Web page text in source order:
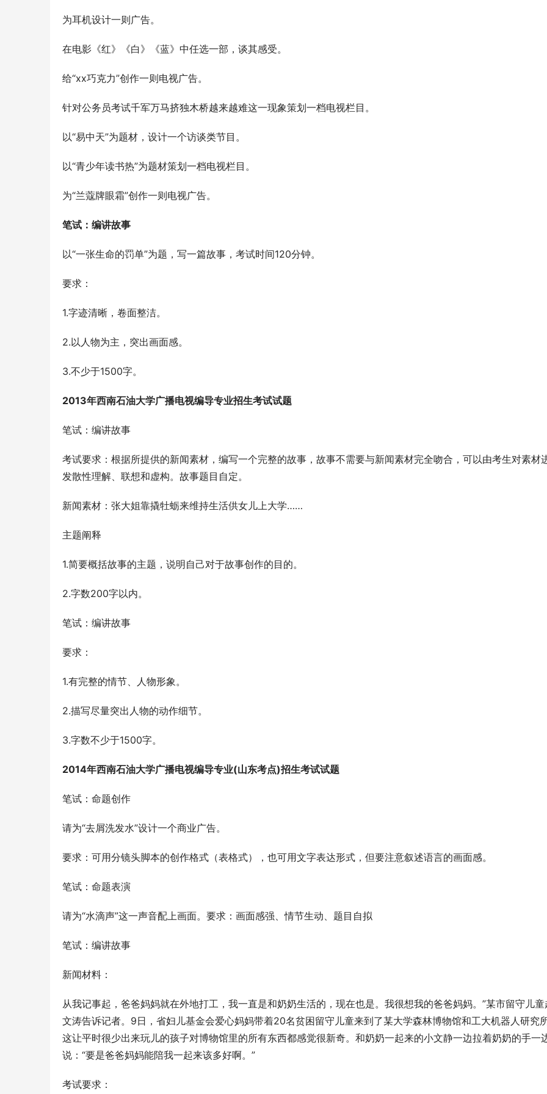
为耳机设计一则广告。
在电影《红》《白》《蓝》中任选一部，谈其感受。
给“xx巧克力”创作一则电视广告。
针对公务员考试千军万马挤独木桥越来越难这一现象策划一档电视栏目。
以“易中天”为题材，设计一个访谈类节目。
以“青少年读书热”为题材策划一档电视栏目。
为“兰蔻牌眼霜”创作一则电视广告。
笔试：编讲故事
以“一张生命的罚单”为题，写一篇故事，考试时间120分钟。
要求：
1.字迹清晰，卷面整洁。
2.以人物为主，突出画面感。
3.不少于1500字。
2013年西南石油大学广播电视编导专业招生考试试题
笔试：编讲故事
考试要求：根据所提供的新闻素材，编写一个完整的故事，故事不需要与新闻素材完全吻合，可以由考生对素材
发散性理解、联想和虚构。故事题目自定。
新闻素材：张大姐靠撬牡蛎来维持生活供女儿上大学……
主题阐释
1.简要概括故事的主题，说明自己对于故事创作的目的。
2.字数200字以内。
笔试：编讲故事
要求：
1.有完整的情节、人物形象。
2.描写尽量突出人物的动作细节。
3.字数不少于1500字。
2014年西南石油大学广播电视编导专业(山东考点)招生考试试题
笔试：命题创作
请为“去屑洗发水”设计一个商业广告。
要求：可用分镜头脚本的创作格式（表格式），也可用文字表达形式，但要注意叙述语言的画面感。
笔试：命题表演
请为“水滴声”这一声音配上画面。要求：画面感强、情节生动、题目自拟
笔试：编讲故事
新闻材料：
从我记事起，爸爸妈妈就在外地打工，我一直是和奶奶生活的，现在也是。我很想我的爸爸妈妈。”某市留守儿童
文涛告诉记者。9日，省妇儿基金会爱心妈妈带着20名贫困留守儿童来到了某大学森林博物馆和工大机器人研究
这让平时很少出来玩儿的孩子对博物馆里的所有东西都感觉很新奇。和奶奶一起来的小文静一边拉着奶奶的手一
说：“要是爸爸妈妈能陪我一起来该多好啊。”
考试要求：